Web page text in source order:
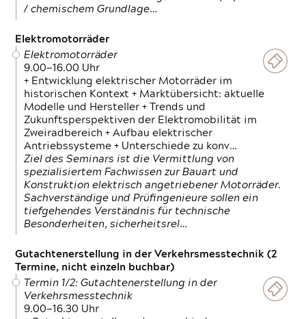
/ chemischem Grundlage…
Elektromotorräder
Elektromotorräder
9.00—16.00 Uhr
+ Entwicklung elektrischer Motorräder im
historischen Kontext + Marktübersicht: aktuelle
Modelle und Hersteller + Trends und
Zukunftsperspektiven der Elektromobilität im
Zweiradbereich + Aufbau elektrischer
Antriebssysteme + Unterschiede zu konv…
Ziel des Seminars ist die Vermittlung von
spezialisiertem Fachwissen zur Bauart und
Konstruktion elektrisch angetriebener Motorräder.
Sachverständige und Prüfingenieure sollen ein
tiefgehendes Verständnis für technische
Besonderheiten, sicherheitsrel…
Gutachtenerstellung in der Verkehrsmesstechnik (2
Termine, nicht einzeln buchbar)
Termin 1/2: Gutachtenerstellung in der
Verkehrsmesstechnik
9.00—16.30 Uhr